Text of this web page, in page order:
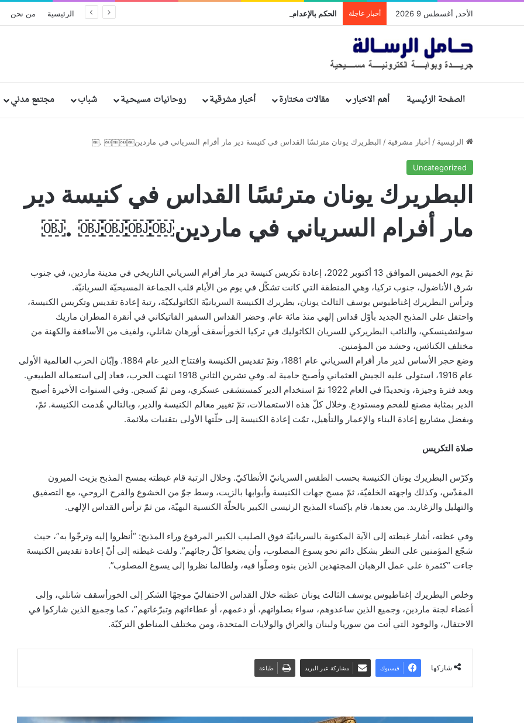
الأحد, أغسطس 9 2026 أخبار عاجلة الرئيسية من نحن
الصفحة الرئيسية أهم الاخبار مقالات مختارة أخبار مشرقية روحانيات مسيحـية شباب مجتمع مدني
الرئيسية / أخبار مشرقية / البطريرك يونان مترئسًا القداس في كنيسة دير مار أفرام السرياني في ماردين￼￼￼￼ .￼
Uncategorized
البطريرك يونان مترئسًا القداس في كنيسة دير
مار أفرام السرياني في ماردين￼￼￼￼ .￼
تمّ يوم الخميس الموافق 13 أكتوبر 2022، إعادة تكريس كنيسة دير مار أفرام السرياني التاريخي في مدينة ماردين، في جنوب
شرق الأناضول، جنوب تركيا، وهي المنطقة التي كانت تشكّل في يوم من الأيام قلب الجماعة المسيحيّة السريانيّة.
وترأس البطريرك إغناطيوس يوسف الثالث يونان، بطريرك الكنيسة السريانيّة الكاثوليكيّة، رتبة إعادة تقديس وتكريس الكنيسة،
واحتفل على المذبح الجديد بأوّل قداس إلهي منذ مائة عام. وحضر القداس السفير الفاتيكاني في أنقرة المطران ماريك
سولتشينسكي، والنائب البطريركي للسريان الكاثوليك في تركيا الخورأسقف أورهان شانلي، ولفيف من الأساقفة والكهنة من
مختلف الكنائس، وحشد من المؤمنين.
وضع حجر الأساس لدير مار أفرام السرياني عام 1881، وتمّ تقديس الكنيسة وافتتاح الدير عام 1884. وإبّان الحرب العالمية الأولى
عام 1916، استولى عليه الجيش العثماني وأصبح حامية له. وفي تشرين الثاني 1918 انتهت الحرب، فعاد إلى استعماله الطبيعي.
وبعد فترة وجيزة، وتحديدًا في العام 1922 تمّ استخدام الدير كمستشفى عسكري، ومن ثمّ كسجن. وفي السنوات الأخيرة أصبح
الدير بمثابة مصنع للفحم ومستودع. وخلال كلّ هذه الاستعمالات، تمّ تغيير معالم الكنيسة والدير، وبالتالي هُدمت الكنيسة. ثمّ،
وبفضل مشاريع إعادة البناء والإعمار والتأهيل، تمّت إعادة الكنيسة إلى حلّتها الأولى بتقنيات ملائمة.
صلاة التكريس
وكرّس البطريرك يونان الكنيسة بحسب الطقس السريانيّ الأنطاكيّ. وخلال الرتبة قام غبطته بمسح المذبح بزيت الميرون
المقدّس، وكذلك واجهته الخلفيّة، ثمّ مسح جهات الكنيسة وأبوابها بالزيت، وسط جوّ من الخشوع والفرح الروحي، مع التصفيق
والتهليل والزغاريد. من بعدها، قام بإكساء المذبح الرئيسي الكبير بالحلّة الكنسية البهيّة، من ثمّ ترأس القداس الإلهي.
وفي عظته، أشار غبطته إلى الآية المكتوبة بالسريانيّة فوق الصليب الكبير المرفوع وراء المذبح: “أنظروا إليه وترجّوا به”، حيث
شجّع المؤمنين على النظر بشكل دائم نحو يسوع المصلوب، وأن يضعوا كلّ رجائهم”. ولفت غبطته إلى أنّ إعادة تقديس الكنيسة
جاءت “كثمرة على عمل الرهبان المجتهدين الذين بنوه وصلّوا فيه، ولطالما نظروا إلى يسوع المصلوب”.
وخلص البطريرك إغناطيوس يوسف الثالث يونان عظته خلال القداس الاحتفاليّ موجهًا الشكر إلى الخورأسقف شانلي، وإلى
أعضاء لجنة ماردين، وجميع الذين ساعدوهم، سواء بصلواتهم، أو دعمهم، أو عطاءاتهم وتبرّعاتهم”، كما وجميع الذين شاركوا في
الاحتفال، والوفود التي أتت من سوريا ولبنان والعراق والولايات المتحدة، ومن مختلف المناطق التركيّة.
شاركها فيسبوك مشاركة عبر البريد طباعة
بيان مسكوني مشترك حول اتساع نطاق
الصراع في الشرق الأوسط
الكاردينال بيتسابالا: الكنيسة لن تتخلى أبدًا
عن المحتاجين في غزة
والحوار.. رسالة دائرة الحوار بين الأديان
بمناسبة رمضان وعيد الفطر
الأرض المقدسة وساعدوا في تعزيز الحوار
بطريركا الأقباط الكاثوليك والروم الكاثوليك